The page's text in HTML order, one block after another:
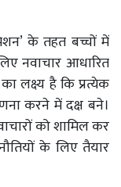
के तहत बच्चों में
नवाचार आधारित
लक्ष्य है कि प्रत्येक
करने में दक्ष बने।
को शामिल कर
के लिए तैयार